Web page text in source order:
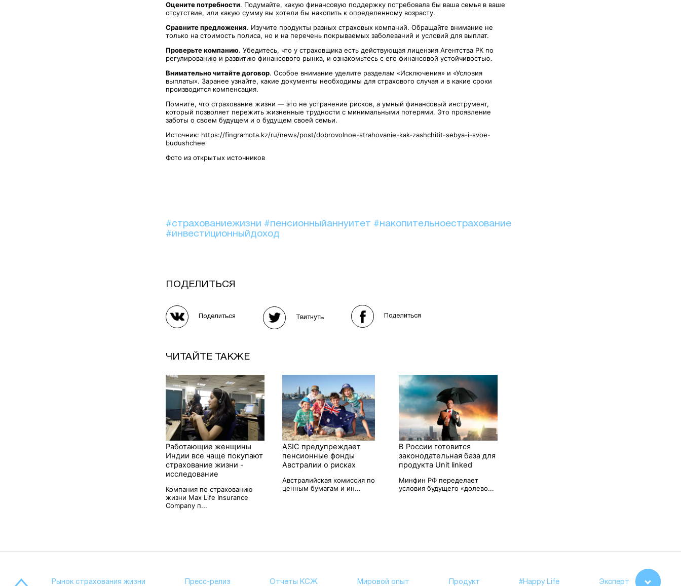
Оцените потребности. Подумайте, какую финансовую поддержку потребовала бы ваша семья в ваше
отсутствие, или какую сумму вы хотели бы накопить к определенному возрасту.
Сравните предложения. Изучите продукты разных страховых компаний. Обращайте внимание не
только на стоимость полиса, но и на перечень покрываемых заболеваний и условий для выплат.
Проверьте компанию. Убедитесь, что у страховщика есть действующая лицензия Агентства РК по
регулированию и развитию финансового рынка, и ознакомьтесь с его финансовой устойчивостью.
Внимательно читайте договор. Особое внимание уделите разделам «Исключения» и «Условия
выплаты». Заранее узнайте, какие документы необходимы для страхового случая и в какие сроки
производится компенсация.
Помните, что страхование жизни — это не устранение рисков, а умный финансовый инструмент,
который позволяет пережить жизненные трудности с минимальными потерями. Это проявление
заботы о своем будущем и о будущем своей семьи.
Источник: https://fingramota.kz/ru/news/post/dobrovolnoe-strahovanie-kak-zashchitit-sebya-i-svoe-
budushchee
Фото из открытых источников
#страхованиежизни #пенсионныйаннуитет #накопительноестрахование
#инвестиционныйдоход
ПОДЕЛИТЬСЯ
Поделиться Твитнуть Поделиться
ЧИТАЙТЕ ТАКЖЕ
Работающие женщины
Индии все чаще покупают
страхование жизни -
исследование
Компания по страхованию
жизни Max Life Insurance
Company п...
ASIC предупреждает
пенсионные фонды
Австралии о рисках
Австралийская комиссия по
ценным бумагам и ин...
В России готовится
законодательная база для
продукта Unit linked
Минфин РФ переделает
условия будущего «долево...
Рынок страхования жизни Пресс-релиз Отчеты КСЖ Мировой опыт Продукт #Happy Life Эксперт